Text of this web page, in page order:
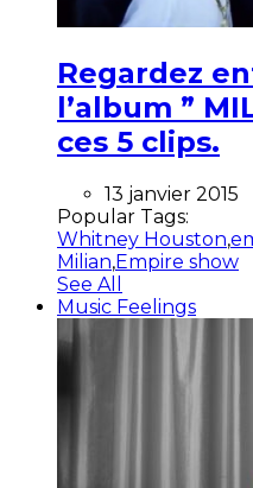
Regardez
l’album ”
ces 5 clips.
13 janvier 2015
Popular Tags:
Whitney Houston,
Milian,Empire show
See All
Music Feelings